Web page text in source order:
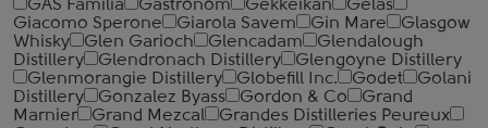
GAS Familia
Gastronom Gekkeikan
Gelas
Giacomo Sperone
Giarola Savem Gin Mare
Glasgow
Whisky
Glen Garioch Glencadam
Glendalough
Distillery
Glendronach Distillery
Glengoyne Distillery
Glenmorangie Distillery
Globefill Inc. Godet
Golani
Distillery
Gonzalez Byass Gordon & Co
Grand
Marnier
Grand Mezcal
Grandes Distilleries Peureux